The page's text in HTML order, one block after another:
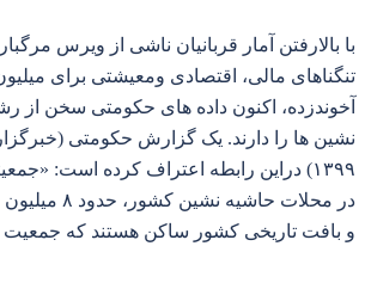
با بالارفتن آمار قربانیان ناشی از ویرس
تنگناهای مالی، اقتصادی ومعیشتی برای
آخوندزده، اکنون داده های حکومتی سخن از
در محلات
و بافت تاریخی کشور ساکن هستند که